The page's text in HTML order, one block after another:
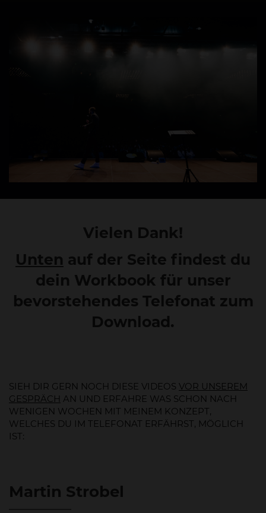
Vielen Dank!
Unten auf der Seite findest du
dein Workbook für unser
bevorstehendes Telefonat zum
Download.
SIEH DIR GERN NOCH DIESE VIDEOS VOR UNSEREM
GESPRÄCH AN UND ERFAHRE WAS SCHON NACH
WENIGEN WOCHEN MIT MEINEM KONZEPT,
WELCHES DU IM TELEFONAT ERFÄHRST, MÖGLICH
IST:
Martin Strobel